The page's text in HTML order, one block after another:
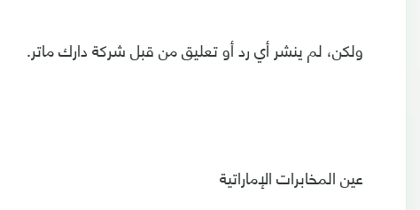
ولكن، لم ينشر أي رد أو تعليق من قبل شركة دارك ماتر.
عين المخابرات الإماراتية